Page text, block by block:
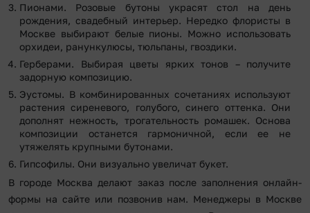
Пионами. Розовые бутоны украсят стол на день
рождения, свадебный интерьер. Нередко флористы в
Москве выбирают белые пионы. Можно использовать
орхидеи, ранункулюсы, тюльпаны, гвоздики.
Герберами. Выбирая цветы ярких тонов – получите
задорную композицию.
Эустомы. В комбинированных сочетаниях используют
растения сиреневого, голубого, синего оттенка. Они
дополнят нежность, трогательность ромашек. Основа
композиции останется гармоничной, если ее не
утяжелять крупными бутонами.
Гипсофилы. Они визуально увеличат букет.
В городе Москва делают заказ после заполнения онлайн-
формы на сайте или позвонив нам. Менеджеры в Москве